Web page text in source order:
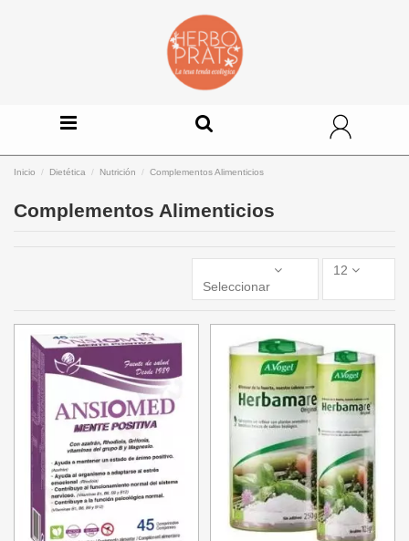
Inicio Dietética Nutrición Complementos Alimenticios
Complementos Alimenticios
Seleccionar
12